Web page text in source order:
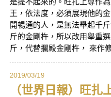
是提不起來的。旺扎上尊作
王，依法度，必須展現他的
開暢通的人，是無法舉起千
斤的金剛杵，所以改用舉重
斤，代替攔殿金剛杵， 來作
2019/03/19
（世界日報）旺扎